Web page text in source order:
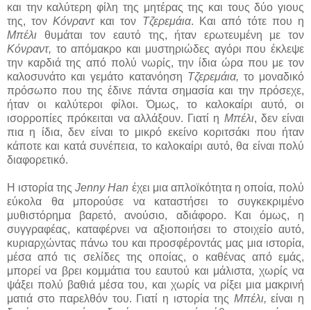
και την καλύτερη φίλη της μητέρας της και τους δύο γιους
της, τον Κόνραντ και τον Τζερεμάια. Και από τότε που η
Μπέλι θυμάται τον εαυτό της, ήταν ερωτευμένη με τον
Κόνραντ, το απόμακρο και μυστηριώδες αγόρι που έκλεψε
την καρδιά της από πολύ νωρίς, την ίδια ώρα που με τον
καλοσυνάτο και γεμάτο κατανόηση Τζερεμάια, το μοναδικό
πρόσωπο που της έδινε πάντα σημασία και την πρόσεχε,
ήταν οι καλύτεροι φίλοι. Όμως, το καλοκαίρι αυτό, οι
ισορροπίες πρόκειται να αλλάξουν. Γιατί η Μπέλι, δεν είναι
πια η ίδια, δεν είναι το μικρό εκείνο κοριτσάκι που ήταν
κάποτε και κατά συνέπεια, το καλοκαίρι αυτό, θα είναι πολύ
διαφορετικό.
Η ιστορία της Jenny Han έχει μια απλοϊκότητα η οποία, πολύ
εύκολα θα μπορούσε να καταστήσει το συγκεκριμένο
μυθιστόρημα βαρετό, ανούσιο, αδιάφορο. Και όμως, η
συγγραφέας, καταφέρνει να αξιοποιήσει το στοιχείο αυτό,
κυριαρχώντας πάνω του και προσφέροντάς μας μια ιστορία,
μέσα από τις σελίδες της οποίας, ο καθένας από εμάς,
μπορεί να βρει κομμάτια του εαυτού και μάλιστα, χωρίς να
ψάξει πολύ βαθιά μέσα του, και χωρίς να ρίξει μια μακρινή
ματιά στο παρελθόν του. Γιατί η ιστορία της Μπέλι, είναι η